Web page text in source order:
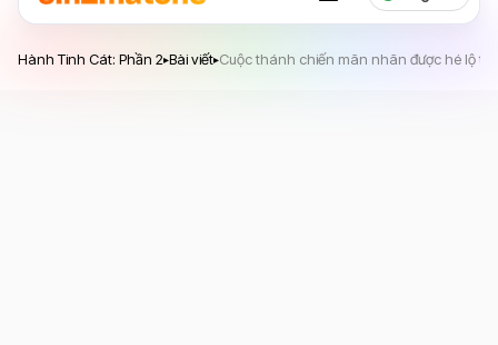
Hành Tinh Cát: Phần 2▸Bài viết▸Cuộc thánh chiến mãn nhãn được hé lộ